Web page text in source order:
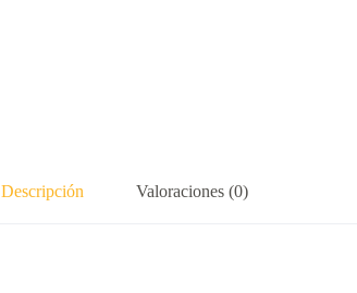
Descripción Valoraciones (0)